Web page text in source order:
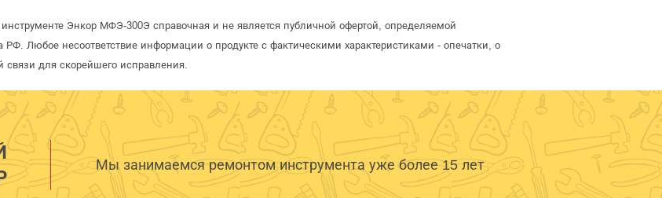
Энкор МФЭ-300Э справочная и не является публичной офертой, определяемой
Любое несоответствие информации о продукте с фактическими характеристиками - опечатки, о
для скорейшего исправления.
Мы занимаемся ремонтом инструмента уже более 15 лет